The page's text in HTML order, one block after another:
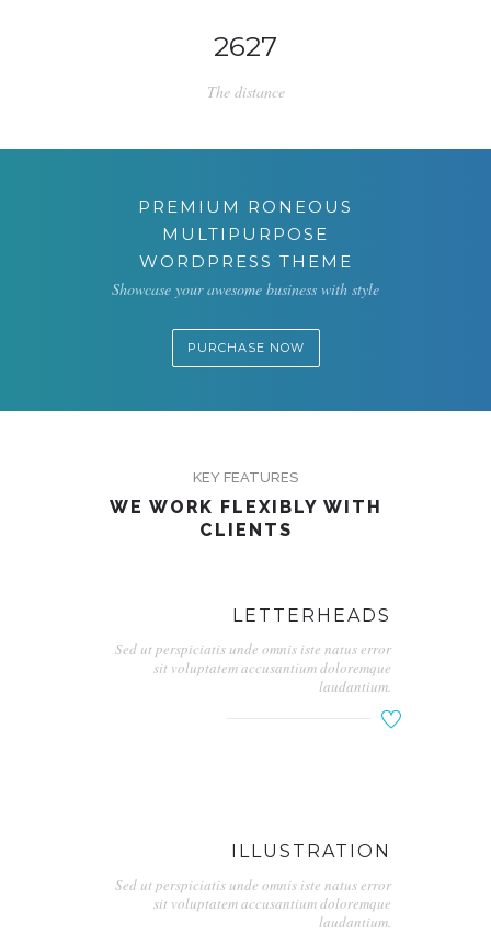
2627
The distance
PREMIUM RONEOUS
MULTIPURPOSE
WORDPRESS THEME
Showcase your awesome business with style
PURCHASE NOW
KEY FEATURES
WE WORK FLEXIBLY WITH
CLIENTS
LETTERHEADS
Sed ut perspiciatis unde omnis iste natus error
sit voluptatem accusantium doloremque
laudantium.
ILLUSTRATION
Sed ut perspiciatis unde omnis iste natus error
sit voluptatem accusantium doloremque
laudantium.